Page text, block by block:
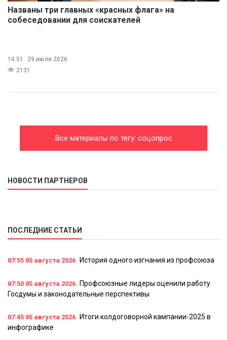
Названы три главных «красных флага» на
собеседовании для соискателей
14:51
29 июля 2026
2131
Все материалы по тегу: соцопрос
НОВОСТИ ПАРТНЕРОВ
ПОСЛЕДНИЕ СТАТЬИ
07:55 05 августа 2026 История одного изгнания из профсоюза
07:50 05 августа 2026
Профсоюзные лидеры оценили работу
Госдумы и законодательные перспективы
07:45 05 августа 2026
Итоги колдоговорной кампании-2025 в
инфографике